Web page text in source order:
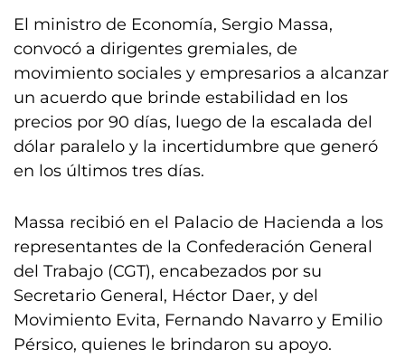
El ministro de Economía, Sergio Massa,
convocó a dirigentes gremiales, de
movimiento sociales y empresarios a alcanzar
un acuerdo que brinde estabilidad en los
precios por 90 días, luego de la escalada del
dólar paralelo y la incertidumbre que generó
en los últimos tres días.
Massa recibió en el Palacio de Hacienda a los
representantes de la Confederación General
del Trabajo (CGT), encabezados por su
Secretario General, Héctor Daer, y del
Movimiento Evita, Fernando Navarro y Emilio
Pérsico, quienes le brindaron su apoyo.